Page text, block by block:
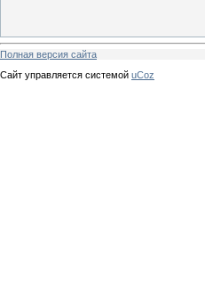
Полная версия сайта
Сайт управляется системой uCoz